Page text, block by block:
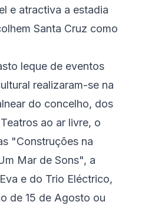
e atractiva a estadia
Santa Cruz como
leque de eventos
realizaram-se na
do concelho, dos
ao ar livre, o
"Construções na
Mar de Sons", a
e do Trio Eléctrico,
de 15 de Agosto ou